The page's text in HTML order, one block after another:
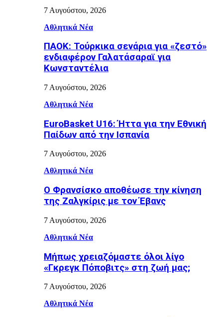
7 Αυγούστου, 2026
Αθλητικά Νέα
ΠΑΟΚ: Τούρκικα σενάρια για «ζεστό»
ενδιαφέρον Γαλατάσαραϊ για
Κωνσταντέλια
7 Αυγούστου, 2026
Αθλητικά Νέα
EuroBasket U16: Ήττα για την Εθνική
Παίδων από την Ισπανία
7 Αυγούστου, 2026
Αθλητικά Νέα
Ο Φρανσίσκο αποθέωσε την κίνηση
της Ζαλγκίρις με τον Έβανς
7 Αυγούστου, 2026
Αθλητικά Νέα
Μήπως χρειαζόμαστε όλοι λίγο
«Γκρεγκ Πόποβιτς» στη ζωή μας;
7 Αυγούστου, 2026
Αθλητικά Νέα